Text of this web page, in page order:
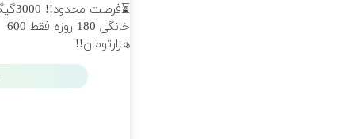
خانگی 180 روزه فقط 600
هزارتومان!!